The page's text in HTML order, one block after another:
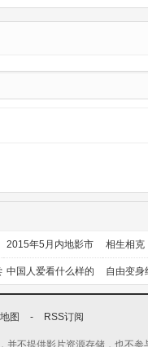
已完结
2015年5月内地影市
前瞻
相生相克
中国人爱看什么样的
喜剧？
自由变身
人能力使
图 - RSS订阅
并不提供影片资源存储，也不参